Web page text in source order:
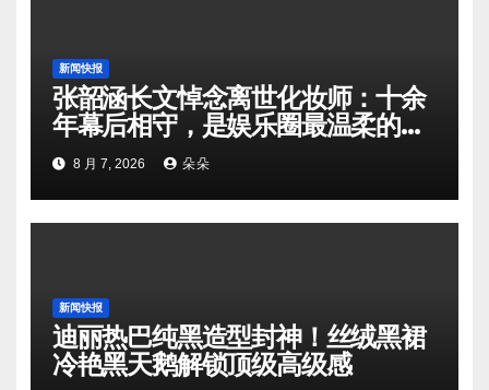
新闻快报
张韶涵长文悼念离世化妆师：十余
年幕后相守，是娱乐圈最温柔的双
向奔赴
8 月 7, 2026 朵朵
新闻快报
迪丽热巴纯黑造型封神！丝绒黑裙
冷艳黑天鹅解锁顶级高级感